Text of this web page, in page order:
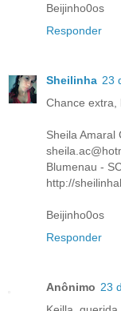
Beijinho0os
Responder
Sheilinha 23
Chance extra,
Sheila Amaral
Blumenau -
http://
Beijinho0os
Responder
Anônimo 23